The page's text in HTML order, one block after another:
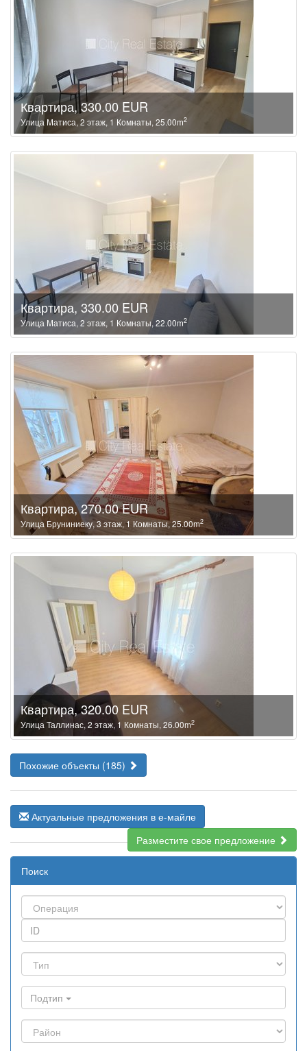
Квартира, 330.00 EUR
Улица Матиса, 2 этаж, 1 Комнаты, 25.00m2
Квартира, 330.00 EUR
Улица Матиса, 2 этаж, 1 Комнаты, 22.00m2
Квартира, 270.00 EUR
Улица Бруниниеку, 3 этаж, 1 Комнаты, 25.00m2
Квартира, 320.00 EUR
Улица Таллинас, 2 этаж, 1 Комнаты, 26.00m2
Похожие объекты (185)
Актуальные предложения в е-майле
Разместите свое предложение
Поиск
Подтип